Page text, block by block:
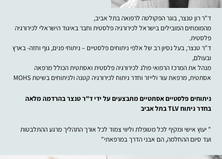
ד"ר רון טנצר, בוגר הפקולטה לרפואה בתל אביב,
מהמומחים המובילים בישראל לכירורגיה פלסטית וחבר באיגוד הישראלי לכירורגיה
פלסטית.
ד"ר טנצר, בעל נסיון רב של אלפי ניתוחים פלסטיים – ניתוחי פנים, גוף וחזה- בארץ
ובעולם,
מנהל את המרכז הרפואי פולג לכירורגיה פלסטית ואסתטית הכולל מרפאה
אסתטית, מרפאת עור ולייזר וחדר ניתוח לכירורגיה קטנה ולניתוחים בשיטת MOHS
ניתוחים פלסטיים אסתטיים מתבצעים על ידי ד"ר טנצר בהרדמה מלאה
בחדר ניתוח TLV בתל אביב
" יעוץ אישי ומקיף לכל מטופלת וליווי צמוד לכל אורך התהליך מרגע ההתלבטות
ועד סיום ההחלמה, הם אבני הדרך במרפאתי"